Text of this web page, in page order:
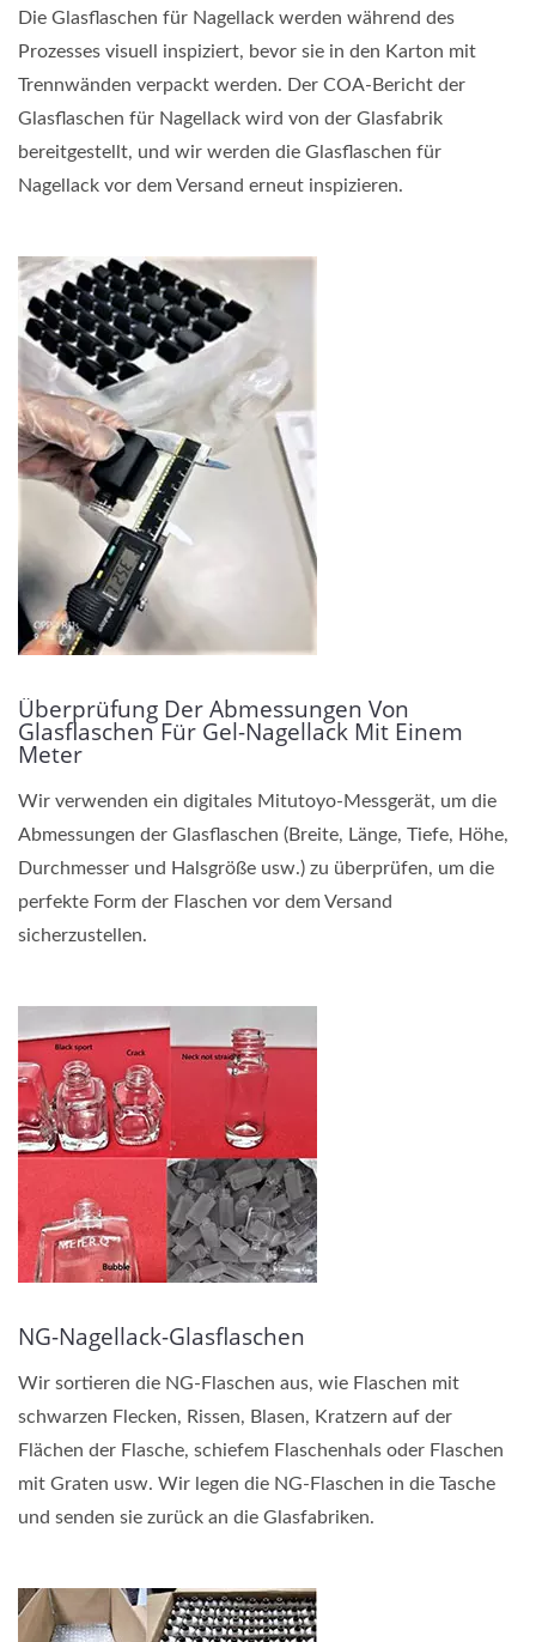
Die Glasflaschen für Nagellack werden während des
Prozesses visuell inspiziert, bevor sie in den Karton mit
Trennwänden verpackt werden. Der COA-Bericht der
Glasflaschen für Nagellack wird von der Glasfabrik
bereitgestellt, und wir werden die Glasflaschen für
Nagellack vor dem Versand erneut inspizieren.
Überprüfung Der Abmessungen Von
Glasflaschen Für Gel-Nagellack Mit Einem
Meter
Wir verwenden ein digitales Mitutoyo-Messgerät, um die
Abmessungen der Glasflaschen (Breite, Länge, Tiefe, Höhe,
Durchmesser und Halsgröße usw.) zu überprüfen, um die
perfekte Form der Flaschen vor dem Versand
sicherzustellen.
NG-Nagellack-Glasflaschen
Wir sortieren die NG-Flaschen aus, wie Flaschen mit
schwarzen Flecken, Rissen, Blasen, Kratzern auf der
Flächen der Flasche, schiefem Flaschenhals oder Flaschen
mit Graten usw. Wir legen die NG-Flaschen in die Tasche
und senden sie zurück an die Glasfabriken.